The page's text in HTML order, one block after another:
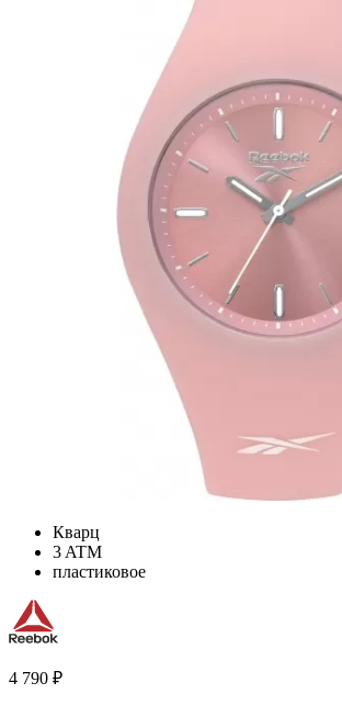
Кварц
3 ATM
пластиковое
4 790 ₽